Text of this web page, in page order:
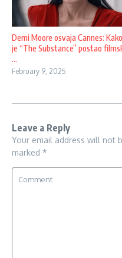
Demi Moore osvaja Cannes: Kako
je “The Substance” postao
...
February 9, 2025
Leave a Reply
Your email address will not
marked *